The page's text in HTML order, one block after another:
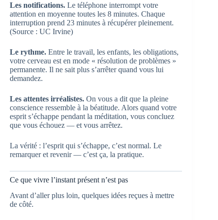
Les notifications. Le téléphone interrompt votre
attention en moyenne toutes les 8 minutes. Chaque
interruption prend 23 minutes à récupérer pleinement.
(Source : UC Irvine)
Le rythme. Entre le travail, les enfants, les obligations,
votre cerveau est en mode « résolution de problèmes »
permanente. Il ne sait plus s’arrêter quand vous lui
demandez.
Les attentes irréalistes. On vous a dit que la pleine
conscience ressemble à la béatitude. Alors quand votre
esprit s’échappe pendant la méditation, vous concluez
que vous échouez — et vous arrêtez.
La vérité : l’esprit qui s’échappe, c’est normal. Le
remarquer et revenir — c’est ça, la pratique.
Ce que vivre l’instant présent n’est pas
Avant d’aller plus loin, quelques idées reçues à mettre
de côté.